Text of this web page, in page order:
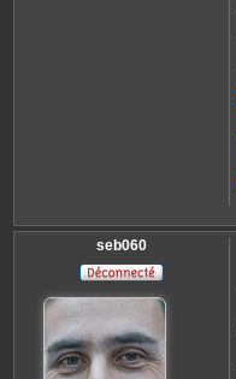
seb060